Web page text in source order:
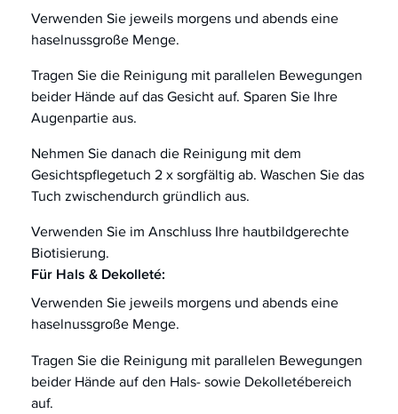
Verwenden Sie jeweils morgens und abends eine
haselnussgroße Menge.
Tragen Sie die Reinigung mit parallelen Bewegungen
beider Hände auf das Gesicht auf. Sparen Sie Ihre
Augenpartie aus.
Nehmen Sie danach die Reinigung mit dem
Gesichtspflegetuch 2 x sorgfältig ab. Waschen Sie das
Tuch zwischendurch gründlich aus.
Verwenden Sie im Anschluss Ihre hautbildgerechte
Biotisierung.
Für Hals & Dekolleté:
Verwenden Sie jeweils morgens und abends eine
haselnussgroße Menge.
Tragen Sie die Reinigung mit parallelen Bewegungen
beider Hände auf den Hals- sowie Dekolletébereich
auf.